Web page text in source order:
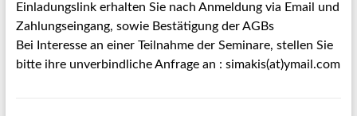
Einladungslink erhalten Sie nach Anmeldung via Email und
Zahlungseingang, sowie Bestätigung der AGBs
Bei Interesse an einer Teilnahme der Seminare, stellen Sie
bitte ihre unverbindliche Anfrage an : simakis(at)ymail.com